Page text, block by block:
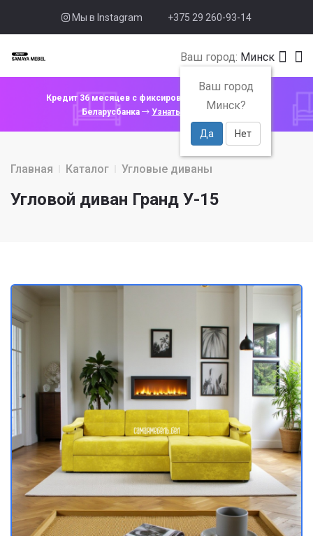
Мы в Instagram +375 29 260-93-14
Ваш город: Минск
Ваш город
Минск?
Да Нет
Кредит 36 месяцев с фиксированной ставкой 4% от
Беларусбанка
Узнать подробнее
Главная Каталог Угловые диваны
Угловой диван Гранд У-15